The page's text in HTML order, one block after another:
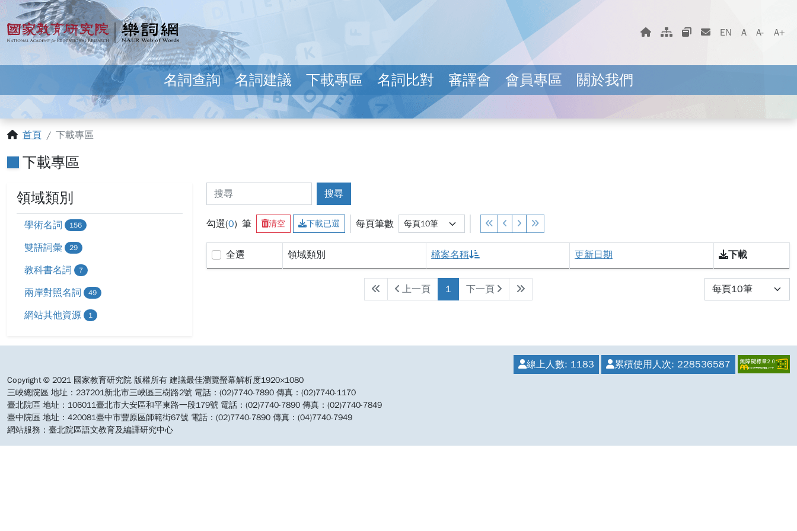
跳到主要內容
:::
國家教育研究院 樂詞網
回首頁網站地圖相關網站聯絡我們
EN 字體大小選擇
A A- A+
名詞查詢 名詞建議 下載專區 名詞比對 審譯會 會員專區 關於我們
首頁
下載專區
下載專區
領域類別
學術名詞 156
雙語詞彙 29
教科書名詞 7
兩岸對照名詞 49
網站其他資源 1
搜尋
勾選(0) 筆 清空 下載已選 每頁筆數 變更選擇後，頁面會自動重新載入以更新結果。
搜尋結果已更新
全選 領域類別 檔案名稱 更新日期 下載
上一頁 1 下一頁
線上人數: 1183 累積使用人次: 228536587
Copyright © 2021 國家教育研究院 版權所有 建議最佳瀏覽螢幕解析度1920×1080
三峽總院區 地址：237201新北市三峽區三樹路2號 電話：(02)7740-7890 傳真：(02)7740-1170
臺北院區 地址：106011臺北市大安區和平東路一段179號 電話：(02)7740-7890 傳真：(02)7740-7849
臺中院區 地址：420081臺中市豐原區師範街67號 電話：(02)7740-7890 傳真：(04)7740-7949
網站服務：臺北院區語文教育及編譯研究中心